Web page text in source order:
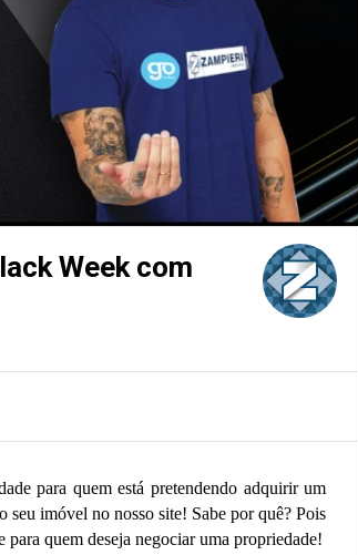
Week com
para quem está pretendendo adquirirum
seu imóvel no nosso site! Sabe por quê? Pois
para quem deseja negociar uma propriedade!